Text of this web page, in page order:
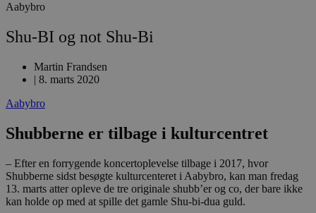
Aabybro
Shu-BI og not Shu-Bi
Martin Frandsen
| 8. marts 2020
Aabybro
Shubberne er tilbage i kulturcentret
– Efter en forrygende koncertoplevelse tilbage i 2017, hvor
Shubberne sidst besøgte kulturcenteret i Aabybro, kan man fredag
13. marts atter opleve de tre originale shubb’er og co, der bare ikke
kan holde op med at spille det gamle Shu-bi-dua guld.